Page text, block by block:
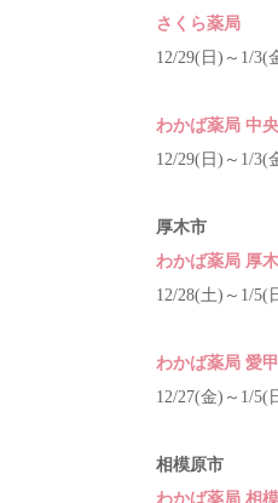
さくら薬局
12/29(日)～1/3(
わかば薬局 中
12/29(日)～1/3(
厚木市
わかば薬局 厚
12/28(土)～1/5(
わかば薬局 愛
12/27(金)～1/5(
相模原市
わかば薬局 相